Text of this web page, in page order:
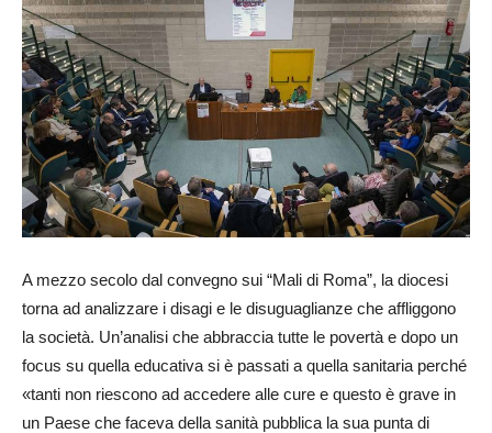
A mezzo secolo dal convegno sui “Mali di Roma”, la diocesi
torna ad analizzare i disagi e le disuguaglianze che affliggono
la società. Un’analisi che abbraccia tutte le povertà e dopo un
focus su quella educativa si è passati a quella sanitaria perché
«tanti non riescono ad accedere alle cure e questo è grave in
un Paese che faceva della sanità pubblica la sua punta di